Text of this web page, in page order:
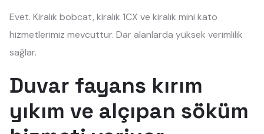
Evet. Kiralık bobcat, kiralık 1CX ve kiralık mini kato
hizmetlerimiz mevcuttur. Dar alanlarda yüksek verimlilik
sağlar.
Duvar fayans kırım
yıkım ve alçıpan söküm